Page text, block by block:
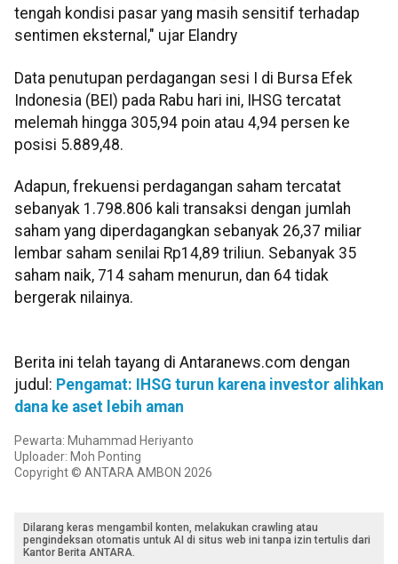
tengah kondisi pasar yang masih sensitif terhadap
sentimen eksternal," ujar Elandry
Data penutupan perdagangan sesi I di Bursa Efek
Indonesia (BEI) pada Rabu hari ini, IHSG tercatat
melemah hingga 305,94 poin atau 4,94 persen ke
posisi 5.889,48.
Adapun, frekuensi perdagangan saham tercatat
sebanyak 1.798.806 kali transaksi dengan jumlah
saham yang diperdagangkan sebanyak 26,37 miliar
lembar saham senilai Rp14,89 triliun. Sebanyak 35
saham naik, 714 saham menurun, dan 64 tidak
bergerak nilainya.
Berita ini telah tayang di Antaranews.com dengan
judul: Pengamat: IHSG turun karena investor alihkan
dana ke aset lebih aman
Pewarta: Muhammad Heriyanto
Uploader: Moh Ponting
Copyright © ANTARA AMBON 2026
Dilarang keras mengambil konten, melakukan crawling atau
pengindeksan otomatis untuk AI di situs web ini tanpa izin tertulis dari
Kantor Berita ANTARA.